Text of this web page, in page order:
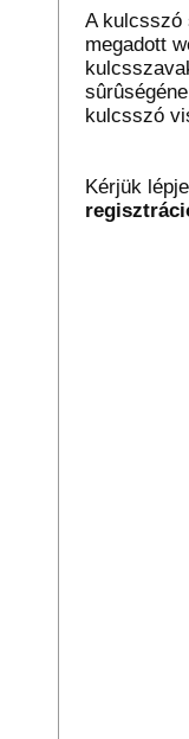
A kulcsszó
megadott
kulcsszó
Kérjük